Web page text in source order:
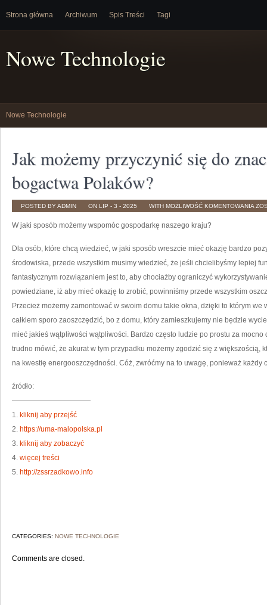
Strona główna Archiwum Spis Treści Tagi
Nowe Technologie
Nowe Technologie
Jak możemy przyczynić się do
bogactwa Polaków?
POSTED BY ADMIN ON LIP - 3 - 2025 WITH MOŻLIWOŚĆ KOMENTOWANIA JAK
W jaki sposób możemy wspomóc gospodarkę naszego kraju?
Dla osób, które chcą wiedzieć, w jaki sposób wreszcie mieć okazję bardzo
środowiska, przede wszystkim musimy wiedzieć, że jeśli chcielibyśmy lepiej
fantastycznym rozwiązaniem jest to, aby chociażby ograniczyć
powiedziane, iż aby mieć okazję to zrobić, powinniśmy przede wszystkim
Przecież możemy zamontować w swoim domu takie okna, dzięki to którym
całkiem sporo zaoszczędzić, bo z domu, który zamieszkujemy nie będzie
mieć jakieś wątpliwości wątpliwości. Bardzo często ludzie po prostu za
trudno mówić, że akurat w tym przypadku możemy zgodzić się z większością,
na kwestię energooszczędności. Cóż, zwróćmy na to uwagę, ponieważ każdy
źródło:
———————————
1. kliknij aby przejść
2. https://uma-malopolska.pl
3. kliknij aby zobaczyć
4. więcej treści
5. http://zssrzadkowo.info
CATEGORIES: NOWE TECHNOLOGIE
Comments are closed.